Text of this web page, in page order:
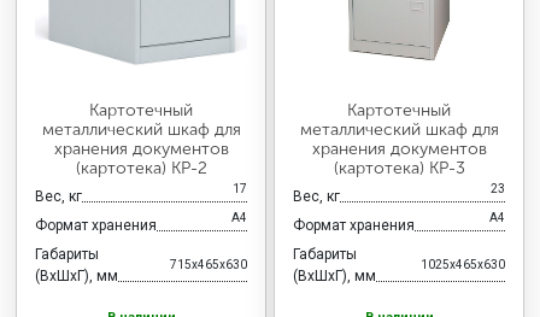
Картотечный
металлический шкаф для
хранения документов
(картотека) КР-2
Вес, кг 17
Формат хранения А4
Габариты
(ВхШхГ), мм
715x465x630
Картотечный
металлический шкаф для
хранения документов
(картотека) КР-3
Вес, кг 23
Формат хранения А4
Габариты
(ВхШхГ), мм
1025x465x630